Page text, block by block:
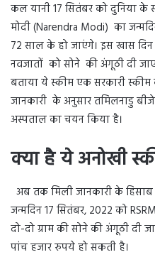
कल यानी 17 सितंबर को दुनिया
मोदी (Narendra Modi) का
72 साल के हो जाएंगे। इस खास
नवजातों को सोने की अंगूठी दी
बताया ये स्कीम एक सरकारी
जानकारी के अनुसार तमिलनाडु
अस्पताल का चयन किया है।
क्या है ये अनोखी
अब तक मिली जानकारी के
जन्मदिन 17 सितंबर, 2022 को
दो-दो ग्राम की सोने की अंगूठी दी
पांच हजार रुपये हो सकती है।